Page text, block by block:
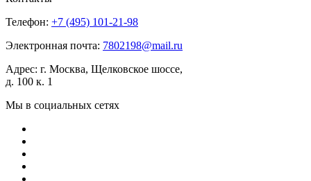
Телефон: +7 (495) 101-21-98
Электронная почта: 7802198@mail.ru
Адрес: г. Москва, Щелковское шоссе,
д. 100 к. 1
Мы в социальных сетях